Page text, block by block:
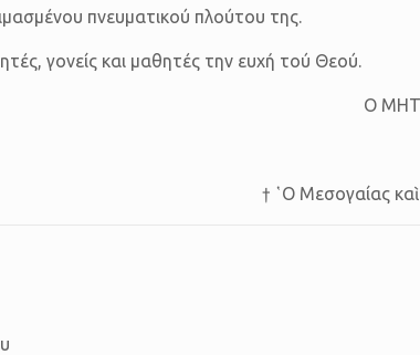
πνευματικού πλούτου της.
γονείς και μαθητές την ευχή τού Θεού.
Ο
† ῾Ο Μεσογαίας